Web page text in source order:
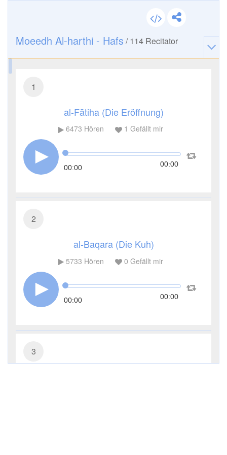
Moeedh Al-harthi - Hafs /114 Recitator
1
al-Fātiha (Die Eröffnung)
6473 Hören 1 Gefällt mir
00:00 00:00
2
al-Baqara (Die Kuh)
5733 Hören 0 Gefällt mir
00:00 00:00
3